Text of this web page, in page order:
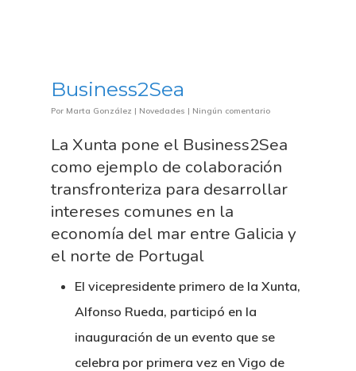
Business2Sea
Por Marta González | Novedades | Ningún comentario
La Xunta pone el Business2Sea
como ejemplo de colaboración
transfronteriza para desarrollar
intereses comunes en la
economía del mar entre Galicia y
el norte de Portugal
El vicepresidente primero de la Xunta,
Alfonso Rueda, participó en la
inauguración de un evento que se
celebra por primera vez en Vigo de